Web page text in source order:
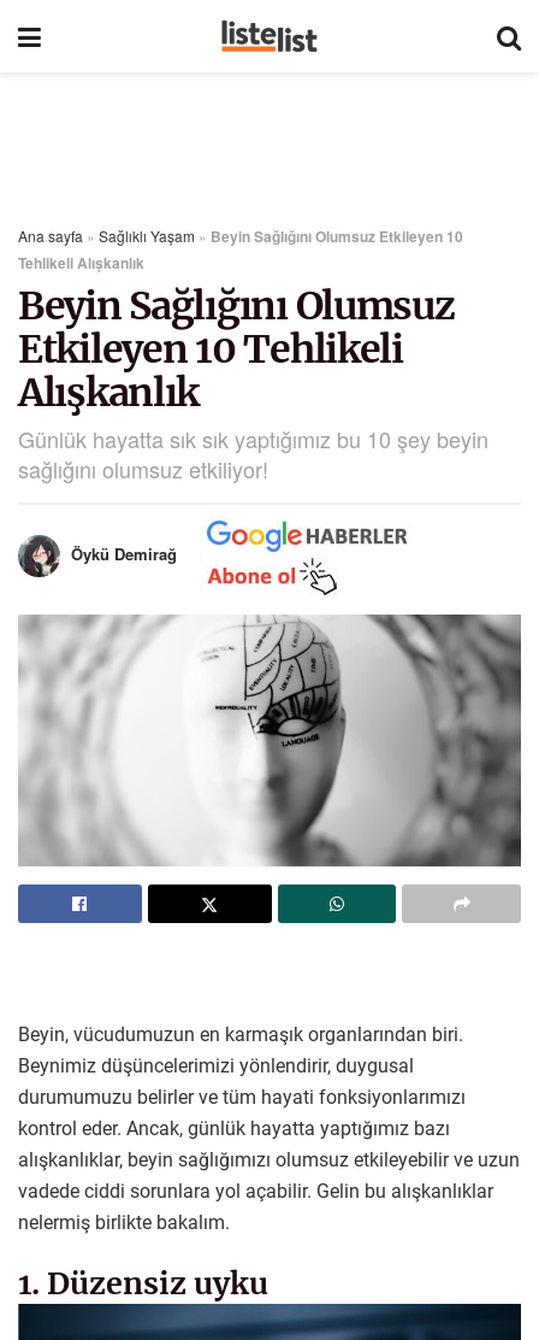
Ana sayfa » Sağlıklı Yaşam » Beyin Sağlığını Olumsuz Etkileyen 10
Tehlikeli Alışkanlık
Beyin Sağlığını Olumsuz
Etkileyen 10 Tehlikeli
Alışkanlık
Günlük hayatta sık sık yaptığımız bu 10 şey beyin
sağlığını olumsuz etkiliyor!
Öykü Demirağ
Beyin, vücudumuzun en karmaşık organlarından biri.
Beynimiz düşüncelerimizi yönlendirir, duygusal
durumumuzu belirler ve tüm hayati fonksiyonlarımızı
kontrol eder. Ancak, günlük hayatta yaptığımız bazı
alışkanlıklar, beyin sağlığımızı olumsuz etkileyebilir ve uzun
vadede ciddi sorunlara yol açabilir. Gelin bu alışkanlıklar
nelermiş birlikte bakalım.
1. Düzensiz uyku